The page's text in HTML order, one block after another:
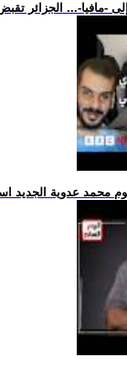
-مافيا-... الجزائر
محمد عدوية الجديد